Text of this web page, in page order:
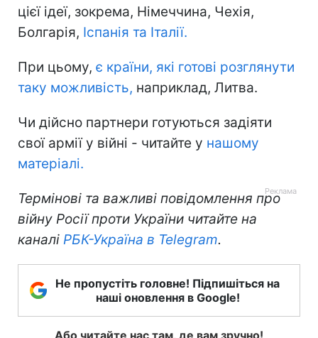
цієї ідеї, зокрема, Німеччина, Чехія,
Болгарія, Іспанія та Італії.
При цьому, є країни, які готові розглянути
таку можливість, наприклад, Литва.
Чи дійсно партнери готуються задіяти
свої армії у війні - читайте у нашому
матеріалі.
Термінові та важливі повідомлення про
війну Росії проти України читайте на
каналі РБК-Україна в Telegram.
Не пропустіть головне! Підпишіться на
наші оновлення в Google!
Або читайте нас там, де вам зручно!